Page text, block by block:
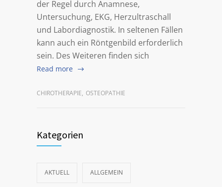
der Regel durch Anamnese,
Untersuchung, EKG, Herzultraschall
und Labordiagnostik. In seltenen Fällen
kann auch ein Röntgenbild erforderlich
sein. Des Weiteren finden sich
Read more
CHIROTHERAPIE, OSTEOPATHIE
Kategorien
AKTUELL ALLGEMEIN